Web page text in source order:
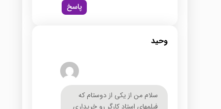
پاسخ
وحید
سلام من از یکی از دوستام که
فیلمهای استاد کارگر رو خریداری